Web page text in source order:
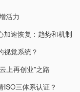
活力
加速恢复：趋势和机制
视觉系统？
上再创业”之路
ISO三体系认证？